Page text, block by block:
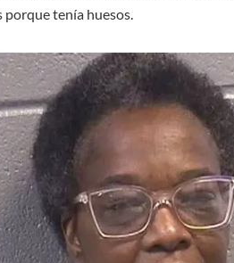
porque tenía huesos.